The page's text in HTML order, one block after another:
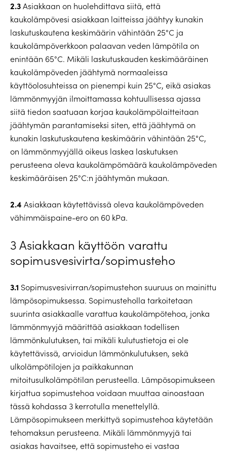
2.3Asiakkaan on huolehdittava siitä, että
kaukolämpövesi asiakkaan laitteissa jäähtyy kunakin
laskutuskautena keskimäärin vähintään 25°C ja
kaukolämpöverkkoon palaavan veden lämpötila on
enintään 65°C. Mikäli laskutuskauden keskimääräinen
kaukolämpöveden jäähtymä normaaleissa
käyttöolosuhteissa on pienempi kuin 25°C, eikä asiakas
lämmönmyyjän ilmoittamassa kohtuullisessa ajassa
siitä tiedon saatuaan korjaa kaukolämpölaitteitaan
jäähtymän parantamiseksi siten, että jäähtymä on
kunakin laskutuskautena keskimäärin vähintään 25°C,
on lämmönmyyjällä oikeus laskea laskutuksen
perusteena oleva kaukolämpömäärä kaukolämpöveden
keskimääräisen 25°C:n jäähtymän mukaan.
2.4 Asiakkaan käytettävissä oleva kaukolämpöveden
vähimmäispaine-ero on 60 kPa.
3 Asiakkaan käyttöön varattu
sopimusvesivirta/sopimusteho
3.1 Sopimusvesivirran/sopimustehon suuruus on mainittu
lämpösopimuksessa. Sopimusteholla tarkoitetaan
suurinta asiakkaalle varattua kaukolämpötehoa, jonka
lämmönmyyjä määrittää asiakkaan todellisen
lämmönkulutuksen, tai mikäli kulutustietoja ei ole
käytettävissä, arvioidun lämmönkulutuksen, sekä
ulkolämpötilojen ja paikkakunnan
mitoitusulkolämpötilan perusteella. Lämpösopimukseen
kirjattua sopimustehoa voidaan muuttaa ainoastaan
tässä kohdassa 3 kerrotulla menettelyllä.
Lämpösopimukseen merkittyä sopimustehoa käytetään
tehomaksun perusteena. Mikäli lämmönmyyjä tai
asiakas havaitsee, että sopimusteho ei vastaa